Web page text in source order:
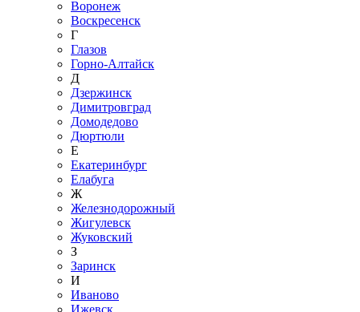
Воронеж
Воскресенск
Г
Глазов
Горно-Алтайск
Д
Дзержинск
Димитровград
Домодедово
Дюртюли
Е
Екатеринбург
Елабуга
Ж
Железнодорожный
Жигулевск
Жуковский
З
Заринск
И
Иваново
Ижевск